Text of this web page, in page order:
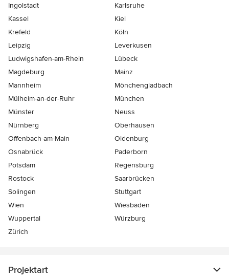
Ingolstadt
Karlsruhe
Kassel
Kiel
Krefeld
Köln
Leipzig
Leverkusen
Ludwigshafen-am-Rhein
Lübeck
Magdeburg
Mainz
Mannheim
Mönchen­gladbach
Mülheim-an-der-Ruhr
München
Münster
Neuss
Nürnberg
Oberhausen
Offenbach-am-Main
Oldenburg
Osnabrück
Paderborn
Potsdam
Regensburg
Rostock
Saarbrücken
Solingen
Stuttgart
Wien
Wiesbaden
Wuppertal
Würzburg
Zürich
Projektart